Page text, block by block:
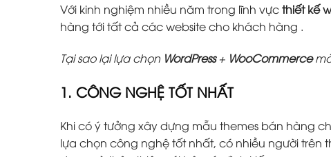
Với kinh nghiệm nhiều năm trong lĩnh vựcthiết kế
hàng tới tất cả các website cho khách hàng .
Tại sao lại lựa chọn WordPress+ WooCommerce
1. CÔNG NGHỆ TỐT NHẤT
Khi có ý tưởng xây dựng mẫu themes bán hàng
lựa chọn công nghệ tốt nhất, có nhiều người trên